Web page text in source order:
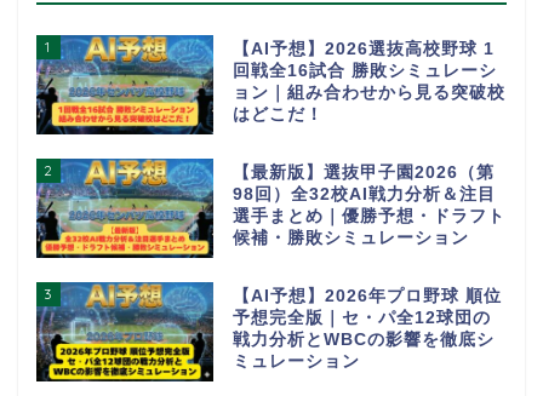
1
【AI予想】2026選抜高校野球 1
回戦全16試合 勝敗シミュレーシ
ョン｜組み合わせから見る突破校
はどこだ！
2
【最新版】選抜甲子園2026（第
98回）全32校AI戦力分析＆注目
選手まとめ｜優勝予想・ドラフト
候補・勝敗シミュレーション
3
【AI予想】2026年プロ野球 順位
予想完全版｜セ・パ全12球団の
戦力分析とWBCの影響を徹底シ
ミュレーション